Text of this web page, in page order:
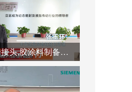
造纸行业旋转接头,胶涂料制备系统,蒸汽冷凝水系统运用